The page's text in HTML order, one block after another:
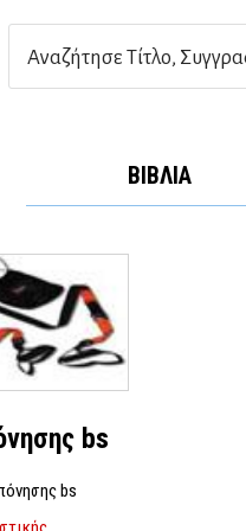
ΒΙΒΛΊΑ
bs
bs